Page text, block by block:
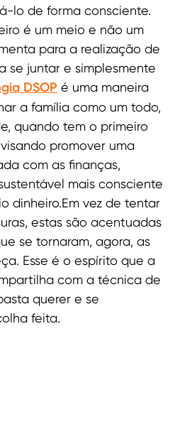
lo de forma consciente.
é um meio e não um
para a realização de
se juntar e simplesmente
DSOP é uma maneira
a família como um todo,
quando tem o primeiro
promover uma
com as finanças,
mais consciente
dinheiro.Em vez de tentar
estas são acentuadas
se tornaram, agora, as
Esse é o espírito que a
com a técnica de
querer e se
feita.